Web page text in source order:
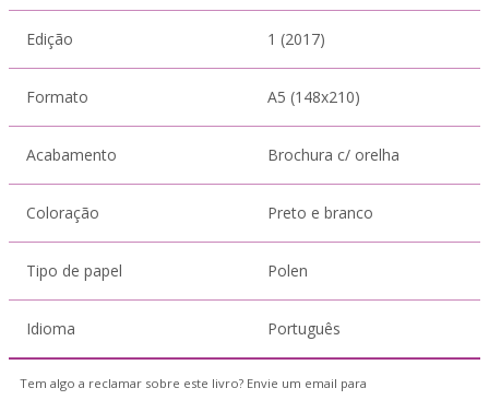
Edição 1 (2017)
Formato A5 (148x210)
Acabamento Brochura c/ orelha
Coloração Preto e branco
Tipo de papel Polen
Idioma Português
Tem algo a reclamar sobre este livro? Envie um email para